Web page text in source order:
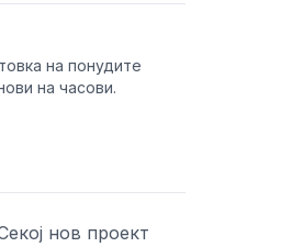
на понудите
на часови.
нов проект